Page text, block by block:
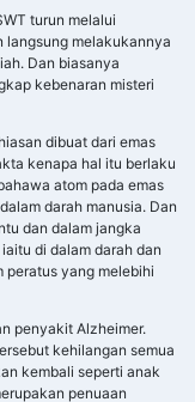
penyakit Alzheimer.
kehilangan semua
kembali seperti anak
penuaan
emas?
partikel berbahaya
‘Negatively
kulit melalui pori2